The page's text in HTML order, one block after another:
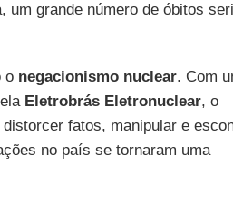
um grande número de óbitos
o negacionismo nuclear. Com
Eletrobrás Eletronuclear, o
fatos, manipular e
no país se tornaram uma